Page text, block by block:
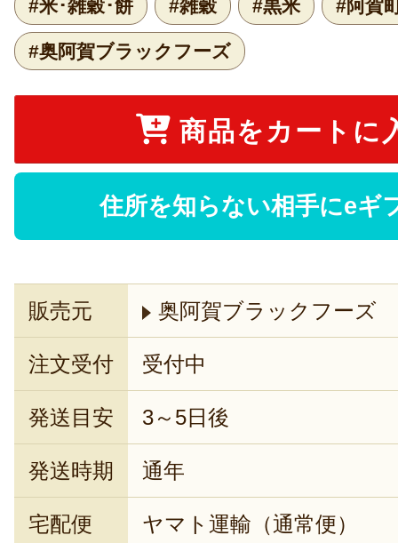
#米･雑穀･餅 #雑穀 #黒米 #阿賀
#奥阿賀ブラックフーズ
商品をカートに
住所を知らない相手にeギ
販売元 奥阿賀ブラックフーズ
注文受付 受付中
発送目安 3～5日後
発送時期 通年
宅配便 ヤマト運輸（通常便）